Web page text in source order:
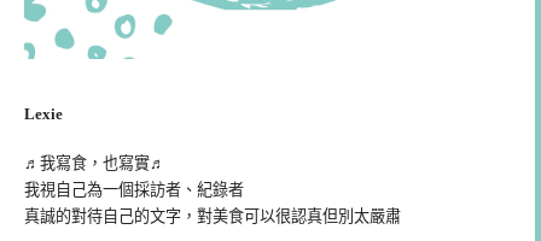
Lexie
♬我寫食，也寫實♬
我視自己為一個採訪者、紀錄者
真誠的對待自己的文字，對美食可以很認真但別太嚴肅